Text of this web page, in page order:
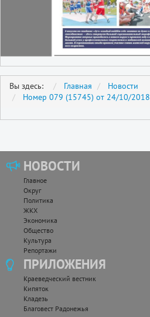
Вы здесь: Главная
Новости
Номер 079 (15745) от 24/10/2018
НОВОСТИ
Главное
Округ
Политика
ЖКХ
Экономика
Общество
Культура
Репортажи
ПРИЛОЖЕНИЯ
Краеведческий вестник
Кипяток
Кладезь
Благовест Радонежья